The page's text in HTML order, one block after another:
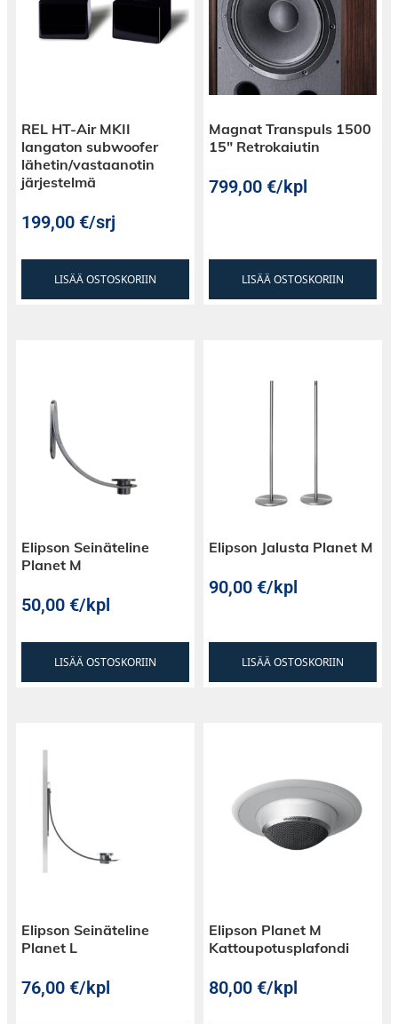
REL HT-Air MKII
langaton subwoofer
lähetin/vastaanotin
järjestelmä
199,00€/srj
LISÄÄ OSTOSKORIIN
Magnat Transpuls 1500
15″ Retrokaiutin
799,00€/kpl
LISÄÄ OSTOSKORIIN
Elipson Seinäteline
Planet M
50,00€/kpl
LISÄÄ OSTOSKORIIN
Elipson Jalusta Planet M
90,00€/kpl
LISÄÄ OSTOSKORIIN
Elipson Seinäteline
Planet L
76,00€/kpl
Elipson Planet M
Kattoupotusplafondi
80,00€/kpl